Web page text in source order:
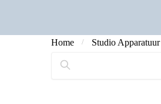
Home / Studio Apparatuur
Zoeken